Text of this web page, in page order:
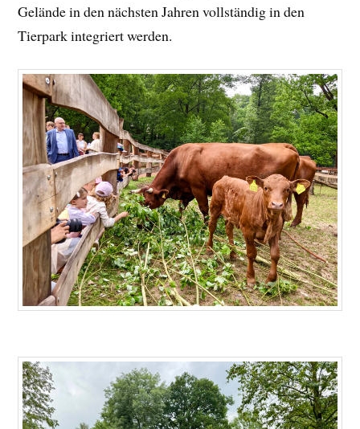
Gelände in den nächsten Jahren vollständig in den
Tierpark integriert werden.